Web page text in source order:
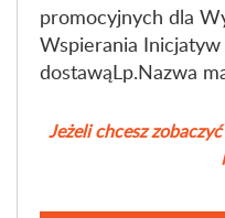
promocyjnych dla
Wspierania Inicjatyw
dostawąLp.Nazwa
Jeżeli chcesz